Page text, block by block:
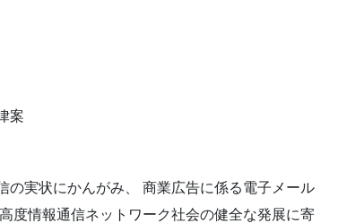
案
実状にかんがみ、 商業広告に係る電子メール
度情報通信ネットワーク社会の健全な発展に寄